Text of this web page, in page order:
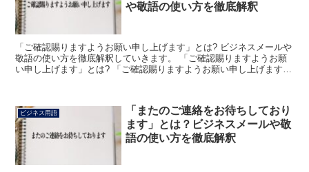
や敬語の使い方を徹底解釈
「ご確認賜りますようお願い申し上げます」とは? ビジネスメールや
敬語の使い方を徹底解釈していきます。 「ご確認賜りますようお願
い申し上げます」とは? 「ご確認賜りますようお願い申し上げます」
ビジネス用語
「またのご連絡をお待ちしており
ます」とは？ビジネスメールや敬
語の使い方を徹底解釈